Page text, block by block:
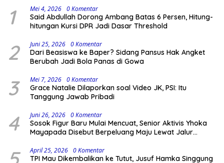
1 Mei 4, 2026 0 Komentar
Said Abdullah Dorong Ambang Batas 6 Persen, Hitung-
hitungan Kursi DPR Jadi Dasar Threshold
2 Juni 25, 2026 0 Komentar
Dari Beasiswa ke Baper? Sidang Pansus Hak Angket
Berubah Jadi Bola Panas di Gowa
3 Mei 7, 2026 0 Komentar
Grace Natalie Dilaporkan soal Video JK, PSI: Itu
Tanggung Jawab Pribadi
4 Juni 26, 2026 0 Komentar
Sosok Figur Baru Mulai Mencuat, Senior Aktivis Yhoka
Mayapada Disebut Berpeluang Maju Lewat Jalur
April 25, 2026 0 Komentar
TPI Mau Dikembalikan ke Tutut, Jusuf Hamka Singgung